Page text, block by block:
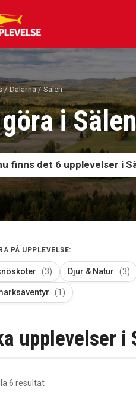
/ Dalarna/ Sälen
i Sälen
finns det 6 upplevelser i
PÅ UPPLEVELSE:
(3) Djur & Natur (3)
(1)
upplevelser i
6 resultatSortera